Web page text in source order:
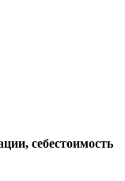
себестоимость